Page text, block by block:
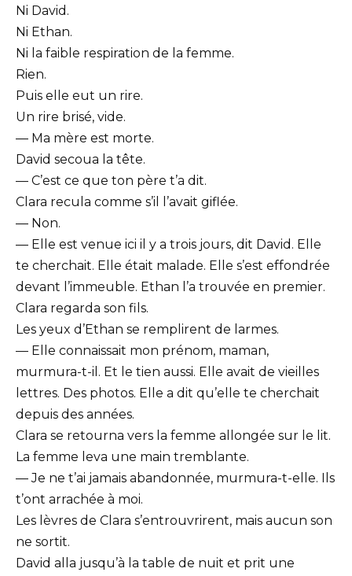
Ni David.
Ni Ethan.
Ni la faible respiration de la femme.
Rien.
Puis elle eut un rire.
Un rire brisé, vide.
— Ma mère est morte.
David secoua la tête.
— C’est ce que ton père t’a dit.
Clara recula comme s’il l’avait giflée.
— Non.
— Elle est venue ici il y a trois jours, dit David. Elle
te cherchait. Elle était malade. Elle s’est effondrée
devant l’immeuble. Ethan l’a trouvée en premier.
Clara regarda son fils.
Les yeux d’Ethan se remplirent de larmes.
— Elle connaissait mon prénom, maman,
murmura-t-il. Et le tien aussi. Elle avait de vieilles
lettres. Des photos. Elle a dit qu’elle te cherchait
depuis des années.
Clara se retourna vers la femme allongée sur le lit.
La femme leva une main tremblante.
— Je ne t’ai jamais abandonnée, murmura-t-elle. Ils
t’ont arrachée à moi.
Les lèvres de Clara s’entrouvrirent, mais aucun son
ne sortit.
David alla jusqu’à la table de nuit et prit une